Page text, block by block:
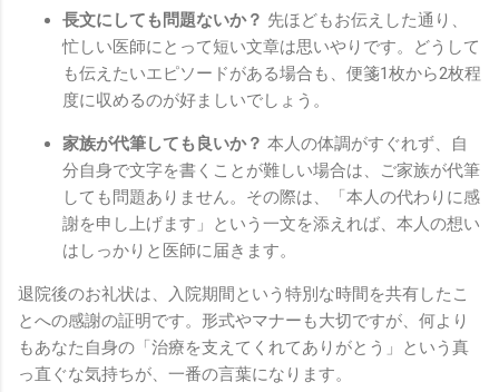
長文にしても問題ないか？ 先ほどもお伝えした通り、
忙しい医師にとって短い文章は思いやりです。どうして
も伝えたいエピソードがある場合も、便箋1枚から2枚程
度に収めるのが好ましいでしょう。
家族が代筆しても良いか？ 本人の体調がすぐれず、自
分自身で文字を書くことが難しい場合は、ご家族が代筆
しても問題ありません。その際は、「本人の代わりに感
謝を申し上げます」という一文を添えれば、本人の想い
はしっかりと医師に届きます。
退院後のお礼状は、入院期間という特別な時間を共有したこ
とへの感謝の証明です。形式やマナーも大切ですが、何より
もあなた自身の「治療を支えてくれてありがとう」という真
っ直ぐな気持ちが、一番の言葉になります。